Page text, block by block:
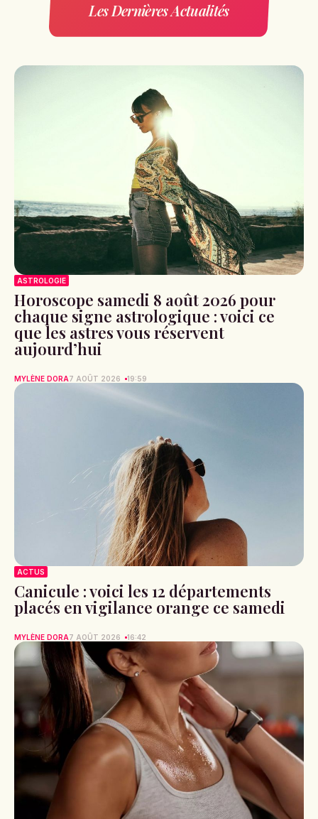
Les Dernières Actualités
ASTROLOGIE
Horoscope samedi 8 août 2026 pour
chaque signe astrologique : voici ce
que les astres vous réservent
aujourd’hui
MYLÈNE DORA7 AOÛT 2026 19:59
ACTUS
Canicule : voici les 12 départements
placés en vigilance orange ce samedi
MYLÈNE DORA7 AOÛT 2026 16:42